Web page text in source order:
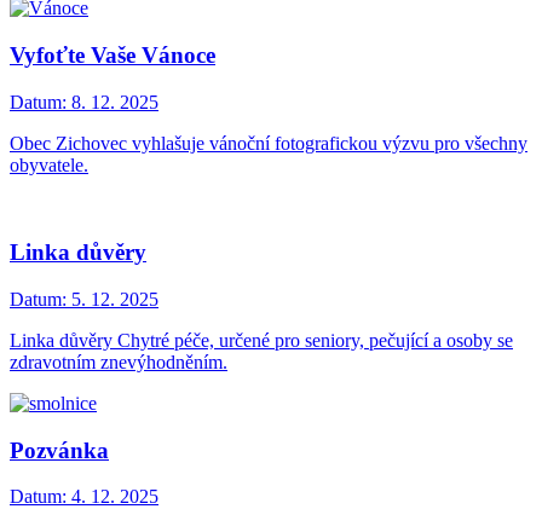
Vyfoťte Vaše Vánoce
Datum: 8. 12. 2025
Obec Zichovec vyhlašuje vánoční fotografickou výzvu pro všechny
obyvatele.
Linka důvěry
Datum: 5. 12. 2025
Linka důvěry Chytré péče, určené pro seniory, pečující a osoby se
zdravotním znevýhodněním.
Pozvánka
Datum: 4. 12. 2025